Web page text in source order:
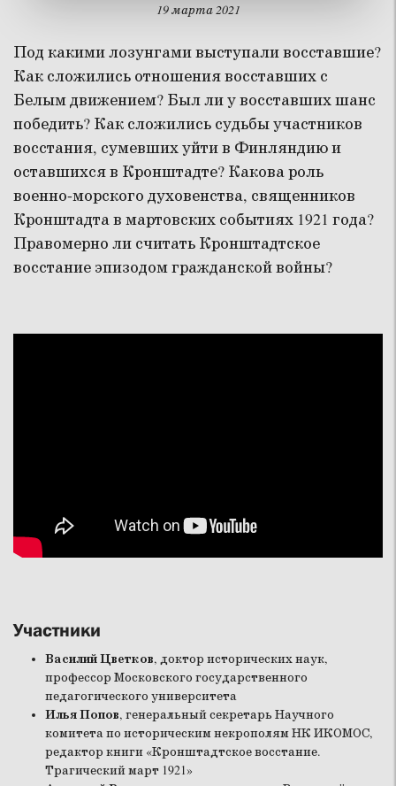
19 марта 2021
Под какими лозунгами выступали восставшие?
Как сложились отношения восставших с
Белым движением? Был ли у восставших шанс
победить? Как сложились судьбы участников
восстания, сумевших уйти в Финляндию и
оставшихся в Кронштадте? Какова роль
военно-морского духовенства, священников
Кронштадта в мартовских событиях 1921 года?
Правомерно ли считать Кронштадтское
восстание эпизодом гражданской войны?
Участники
Василий Цветков, доктор исторических наук,
профессор Московского государственного
педагогического университета
Илья Попов, генеральный секретарь Научного
комитета по историческим некрополям НК ИКОМОС,
редактор книги «Кронштадтское восстание.
Трагический март 1921»